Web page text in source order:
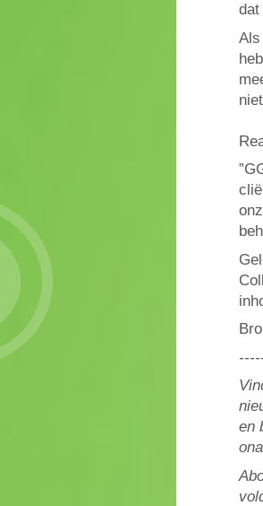
dat
Als
en